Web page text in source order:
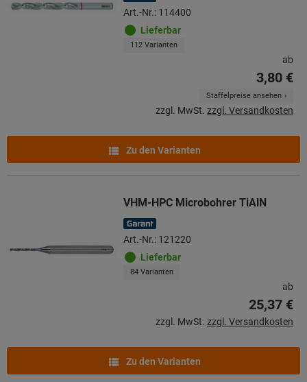
Art.-Nr.: 114400
Lieferbar
112 Varianten
ab
3,80 €
Staffelpreise ansehen
zzgl. MwSt. zzgl. Versandkosten
Zu den Varianten
VHM-HPC Microbohrer TiAlN
Art.-Nr.: 121220
Lieferbar
84 Varianten
ab
25,37 €
zzgl. MwSt. zzgl. Versandkosten
Zu den Varianten